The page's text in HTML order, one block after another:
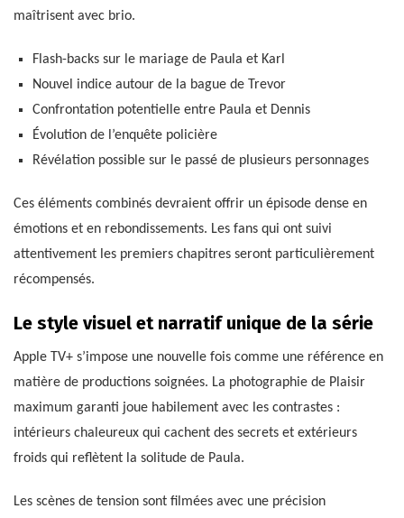
maîtrisent avec brio.
Flash-backs sur le mariage de Paula et Karl
Nouvel indice autour de la bague de Trevor
Confrontation potentielle entre Paula et Dennis
Évolution de l’enquête policière
Révélation possible sur le passé de plusieurs personnages
Ces éléments combinés devraient offrir un épisode dense en
émotions et en rebondissements. Les fans qui ont suivi
attentivement les premiers chapitres seront particulièrement
récompensés.
Le style visuel et narratif unique de la série
Apple TV+ s’impose une nouvelle fois comme une référence en
matière de productions soignées. La photographie de Plaisir
maximum garanti joue habilement avec les contrastes :
intérieurs chaleureux qui cachent des secrets et extérieurs
froids qui reflètent la solitude de Paula.
Les scènes de tension sont filmées avec une précision